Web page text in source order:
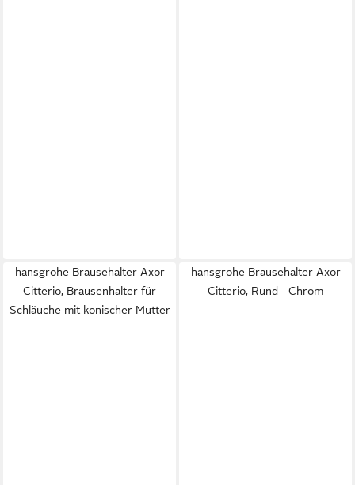
hansgrohe Brausehalter Axor
Citterio, Brausenhalter für
Schläuche mit konischer Mutter
hansgrohe Brausehalter Axor
Citterio, Rund - Chrom